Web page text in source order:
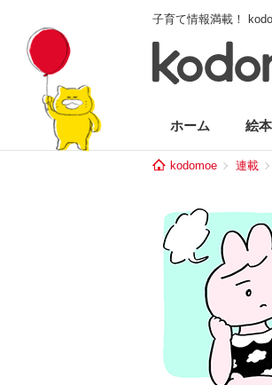
子育て情報満載！
ホーム 絵本
kodomoe 連載